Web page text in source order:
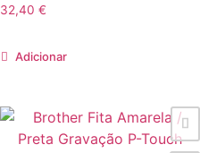
32,40 €
Adicionar